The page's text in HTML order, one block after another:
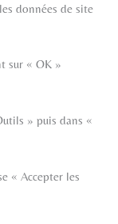
données de site
sur « OK »
» puis dans «
« Accepter les